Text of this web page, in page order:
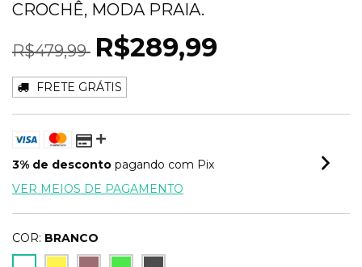
CROCHÊ, MODA PRAIA.
R$479,99 R$289,99
FRETE GRÁTIS
3% de desconto pagando com Pix
VER MEIOS DE PAGAMENTO
COR: BRANCO